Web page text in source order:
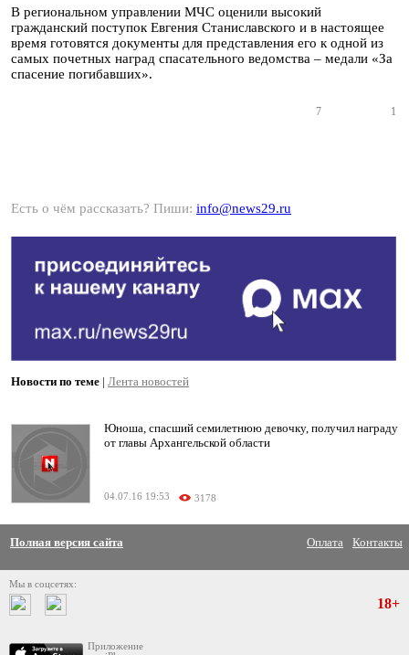
В региональном управлении МЧС оценили высокий
гражданский поступок Евгения Станиславского и в настоящее
время готовятся документы для представления его к одной из
самых почетных наград спасательного ведомства – медали «За
спасение погибавших».
7 1
Есть о чём рассказать? Пиши: info@news29.ru
Новости по теме | Лента новостей
Юноша, спасший семилетнюю девочку, получил награду
от главы Архангельской области
04.07.16 19:53 3178
Полная версия сайта Оплата Контакты
Мы в соцсетях:
Приложение
18+